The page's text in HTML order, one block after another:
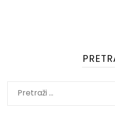
Pretraži: